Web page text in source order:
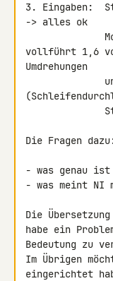
3. Eingaben:
-> alles ok
vollführt 1,6
Umdrehungen
Die Fragen
- was genau
- was meint NI
Die
habe ein
Bedeutung zu
Im Übrigen
eingerichtet